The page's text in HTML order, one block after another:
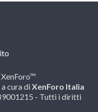
cura diXenForo Italia
- Tutti i diritti